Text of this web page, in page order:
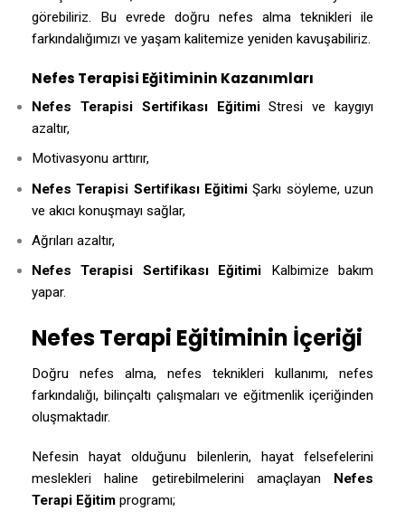
görebiliriz. Bu evrede doğru nefes alma teknikleri ile
farkındalığımızı ve yaşam kalitemize yeniden kavuşabiliriz.
Nefes Terapisi Eğitiminin Kazanımları
Nefes Terapisi Sertifikası EğitimiStresi ve kaygıyı
azaltır,
Motivasyonu arttırır,
Nefes Terapisi Sertifikası EğitimiŞarkı söyleme, uzun
ve akıcı konuşmayı sağlar,
Ağrıları azaltır,
Nefes Terapisi Sertifikası
Eğitimi Kalbimize bakım
yapar.
Nefes Terapi Eğitiminin İçeriği
Doğru nefes alma, nefes teknikleri kullanımı, nefes
farkındalığı, bilinçaltı çalışmaları ve eğitmenlik içeriğinden
oluşmaktadır.
Nefesin hayat olduğunu bilenlerin, hayat felsefelerini
meslekleri haline getirebilmelerini amaçlayan Nefes
Terapi Eğitim programı;